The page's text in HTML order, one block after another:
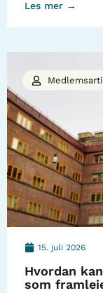
Les mer →
15. juli 2026
Hvordan
som